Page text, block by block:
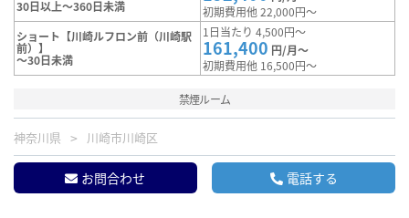
30日以上～360日未満
初期費用他 22,000円～
ショート【川崎ルフロン前（川崎駅
前）】
～30日未満
1日当たり 4,500円～
161,400 円/月～
初期費用他 16,500円～
禁煙ルーム
神奈川県 川崎市川崎区
お問合わせ 電話する